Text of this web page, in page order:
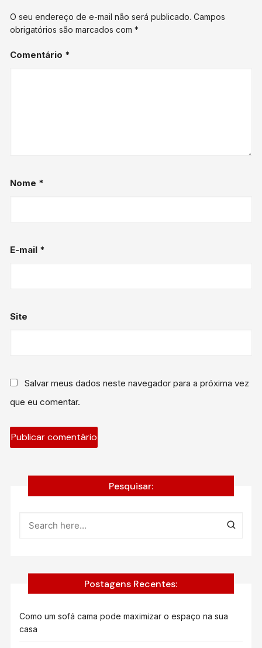
O seu endereço de e-mail não será publicado. Campos
obrigatórios são marcados com*
Comentário *
Nome *
E-mail *
Site
Salvar meus dados neste navegador para a próxima vez
que eu comentar.
Pesquisar:
Postagens Recentes:
Como um sofá cama pode maximizar o espaço na sua
casa